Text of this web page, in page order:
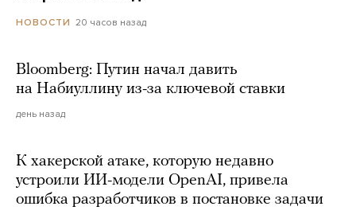
НОВОСТИ 20 часов назад
Bloomberg: Путин начал давить
на Набиуллину из-за ключевой ставки
день назад
К хакерской атаке, которую недавно
устроили ИИ-модели OpenAI, привела
ошибка разработчиков в постановке задачи